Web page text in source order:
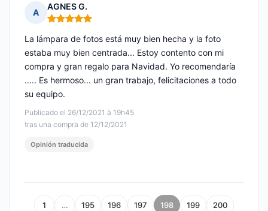
A
AGNES G.
Nota: 5 de 5
Publicado el 26/12/2021 à 19h45
tras una compra de 12/12/2021
La lámpara de fotos está muy bien hecha y la foto
estaba muy bien centrada... Estoy contento con mi
compra y gran regalo para Navidad. Yo recomendaría
..... Es hermoso... un gran trabajo, felicitaciones a todo
su equipo.
Opinión traducida
1 … 195 196 197 198 199 200